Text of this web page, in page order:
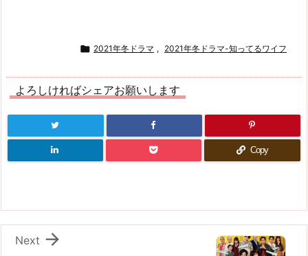
 2021年冬ドラマ , 2021年冬ドラマ-知ってるワイフ
よろしければシェアお願いします
Copy

Next